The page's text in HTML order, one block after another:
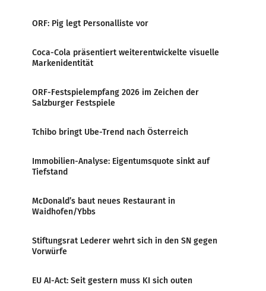
ORF: Pig legt Personalliste vor
Coca-Cola präsentiert weiterentwickelte visuelle
Markenidentität
ORF-Festspielempfang 2026 im Zeichen der
Salzburger Festspiele
Tchibo bringt Ube-Trend nach Österreich
Immobilien-Analyse: Eigentumsquote sinkt auf
Tiefstand
McDonald’s baut neues Restaurant in
Waidhofen/Ybbs
Stiftungsrat Lederer wehrt sich in den SN gegen
Vorwürfe
EU AI-Act: Seit gestern muss KI sich outen